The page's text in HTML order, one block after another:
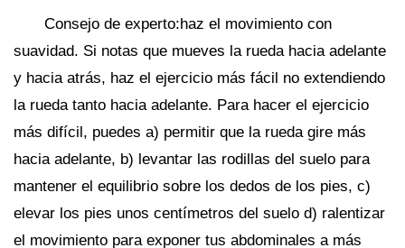
Consejo de experto:haz el movimiento con
suavidad. Si notas que mueves la rueda hacia adelante
y hacia atrás, haz el ejercicio más fácil no extendiendo
la rueda tanto hacia adelante. Para hacer el ejercicio
más difícil, puedes a) permitir que la rueda gire más
hacia adelante, b) levantar las rodillas del suelo para
mantener el equilibrio sobre los dedos de los pies, c)
elevar los pies unos centímetros del suelo d) ralentizar
el movimiento para exponer tus abdominales a más